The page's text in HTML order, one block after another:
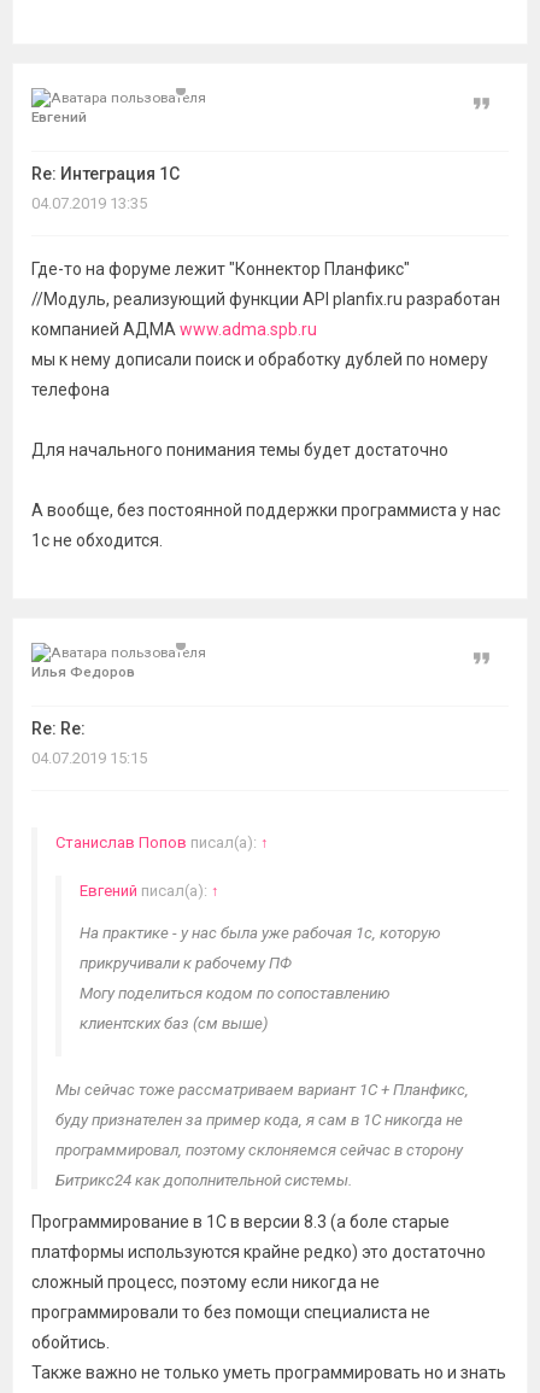
Евгений
Re: Интеграция 1С
Цитата
04.07.2019 13:35
Где-то на форуме лежит "Коннектор Планфикс"
//Модуль, реализующий функции API planfix.ru разработан
компанией АДМА www.adma.spb.ru
мы к нему дописали поиск и обработку дублей по номеру
телефона
Для начального понимания темы будет достаточно
А вообще, без постоянной поддержки программиста у нас
1с не обходится.
Илья Федоров
Re: Re:
Цитата
04.07.2019 15:15
Станислав Попов писал(а): ↑
Евгений писал(а): ↑
На практике - у нас была уже рабочая 1с, которую
прикручивали к рабочему ПФ
Могу поделиться кодом по сопоставлению
клиентских баз (см выше)
Мы сейчас тоже рассматриваем вариант 1С + Планфикс,
буду признателен за пример кода, я сам в 1С никогда не
программировал, поэтому склоняемся сейчас в сторону
Битрикс24 как дополнительной системы.
Программирование в 1С в версии 8.3 (а боле старые
платформы используются крайне редко) это достаточно
сложный процесс, поэтому если никогда не
программировали то без помощи специалиста не
обойтись.
Также важно не только уметь программировать но и знать